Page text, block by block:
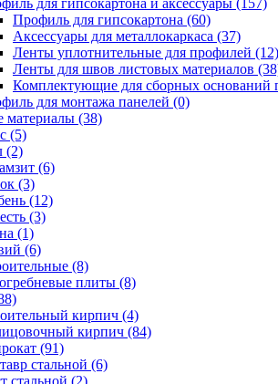
для гипсокартона и аксессуары (157)
Профиль для гипсокартона (60)
Аксессуары для металлокаркаса (37)
Ленты уплотнительные для профилей (12)
Ленты для швов листовых материалов
Комплектующие для сборных оснований
для монтажа панелей (0)
материалы (38)
(5)
(2)
(6)
(3)
(12)
(3)
(1)
(6)
(8)
плиты (8)
кирпич (4)
кирпич (84)
(91)
стальной (6)
стальной (2)